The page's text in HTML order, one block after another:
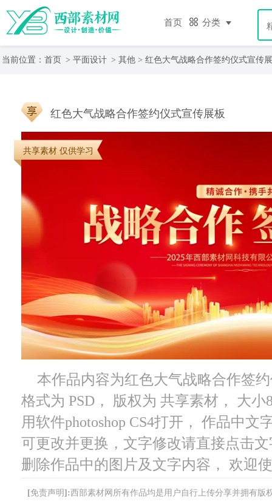
首页 分类
当前位置： 首页 > 平面设计 > 其他 > 红色大气战略合作签约仪式宣传
红色大气战略合作签约仪式宣传展板
共享素材 仅供学习
本作品内容为红色大气战略合作签
格式为 PSD， 版权为 共享素材， 大
用软件photoshop CS4打开， 作品中
可更改并更换，文字修改请直接点击
删除作品中的图片及文字内容， 欢迎
[免责声明]:西部素材网所有作品均是用户自行上传分享并拥有